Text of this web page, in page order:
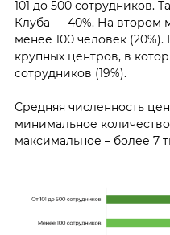
101 до 500 сотрудников.
Клуба — 40%. На втором
менее 100 человек
крупных центров, в
сотрудников (19%).
Средняя численность
минимальное количество
максимальное – более 7